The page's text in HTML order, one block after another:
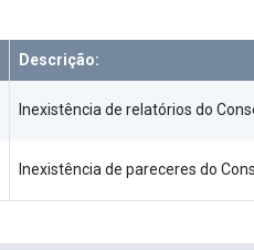
Descrição:
Inexistência de relatórios do
Inexistência de pareceres do